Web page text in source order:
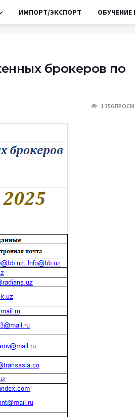
ИМПОРТ/ЭКСПОРТ ОБУЧЕНИЕ
брокеров по
1 356